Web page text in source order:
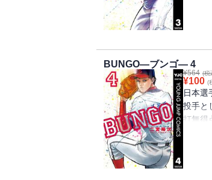
──!!
BUNGO―ブンゴ― 4
¥564 (税
¥100 (
日本
投手と
打無得
央シ